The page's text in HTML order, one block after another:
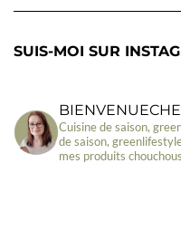
SUIS-MOI SUR
Cuisine de saison,
de saison,
mes produits chouchous